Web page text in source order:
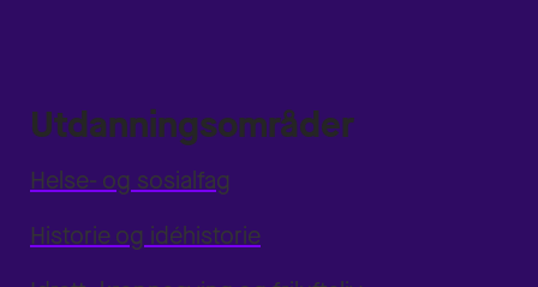
Utdanningsområder
Helse- og sosialfag
Historie og idéhistorie